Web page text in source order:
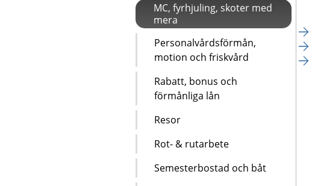
MC, fyrhjuling, skoter med
mera
Personalvårdsförmån,
motion och friskvård
Rabatt, bonus och
förmånliga lån
Resor
Rot- & rutarbete
Semesterbostad och båt